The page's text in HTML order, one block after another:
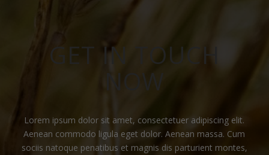
GET IN TOUCH
NOW
Lorem ipsum dolor sit amet, consectetuer adipiscing elit.
Aenean commodo ligula eget dolor. Aenean massa. Cum
sociis natoque penatibus et magnis dis parturient montes,